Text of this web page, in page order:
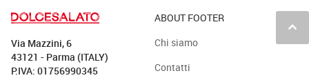
keyboard_arrow_up
Via Mazzini, 6
43121 - Parma (ITALY)
P.IVA: 01756990345
ABOUT FOOTER
Chi siamo
Contatti